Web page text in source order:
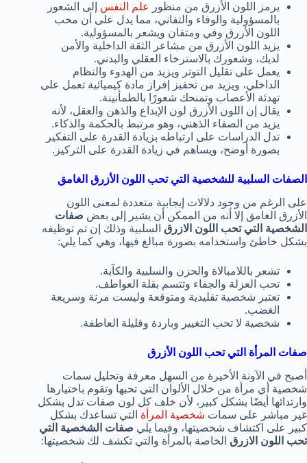
يرمز اللون الأزرق من منظور علم النفس إلى الشعور
بالمسؤولية والوفاء والتفاني، مما يدل على أن محب
اللون الأزرق وفي ومتفان ويشعر بالمسؤولية.
يزيد اللون الأزرق من مشاعر الثقة الداخلية والأمن
لديك، وشعورك بالاسترخاء العقلي والبدني.
يعمل على تقليل التوتر ويزيد من الهدوء والنظام
الداخلي، ويزيد من تحفيز إفراز مادة كيميائية تعمل على
تهدئة الأعصاب وتمنحك شعورًا بالطمأنينة.
يقال إن اللون الأزرق لون الإبداع والذهن والعقل، لأنه
يزيد من الصفاء الذهني، وهو مرتبط بالحكمة والذكاء.
تدل الدراسات على ارتباطه بزيادة القدرة على التفكير
بصورة أوضح، ويساهم في زيادة القدرة على التركيز.
الصفات السلبية للشخصية التي تحب اللون الأزرق الغامق
على الرغم من وجود دلالات إيجابية متعددة لمعنى اللون
الأزرق الغامق إلا أنه من الممكن أن يشير إلى بعض صفات
الشخصية التي تحب اللون الازرق السلبية وذلك إن تم توظيفه
بشكل خاطئ واستخدامه بصورة مبالغ فيها، وهي كما يلي:
تشعر باللامبالاة والحزن والسلبية والكآبة.
تحب العزلة والجفاء وتتسم بقلة العواطف.
تعتبر شخصية تقليدية ومتوقعة وليست مرنة وسريعة
الغضب.
شخصية لا تحب التغيير وباردة وقليلة العاطفة.
صفات المرأة التي تحب اللون الأزرق
أصبح في الآونة الأخيرة من السهل معرفة وتحليل سمات
شخصية أي مرأة من خلال الألوان التي تحبها وتقوم باختيارها
وارتدائها أيضًا بشكل كبير، لأن خلف كل لون صفات تدل بشكل
غير مباشر على سمات شخصية المرأة التي تساعدك بشكل
كبير على اكتشاف شخصيتها، وفيما يلي صفات الشخصية التي
تحب اللون الازرق الخاصة بالمرأة والتي تكشف لك شخصيتها: